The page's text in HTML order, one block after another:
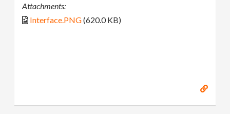
Attachments:
Interface.PNG(620.0 KB)